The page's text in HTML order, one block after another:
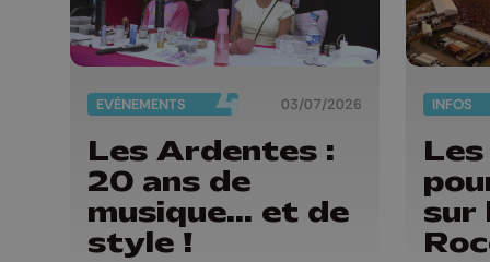
EVÈNEMENTS 03/07/2026
Les Ardentes :
20 ans de
musique... et de
style !
INFOS
sur